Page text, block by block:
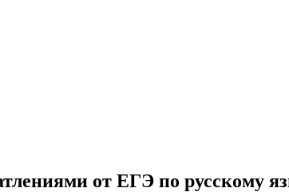
от ЕГЭ по русскому